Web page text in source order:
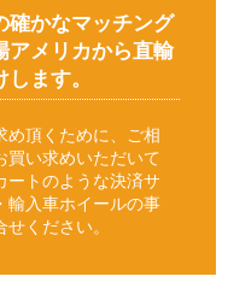
確かなマッチング
アメリカから直輸
ます。
め頂くために、ご相
買い求めいただいて
ートのような決済サ
輸入車ホイールの事
ください。